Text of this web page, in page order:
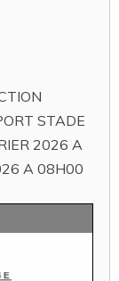
STADE
2026 A
A 08H00